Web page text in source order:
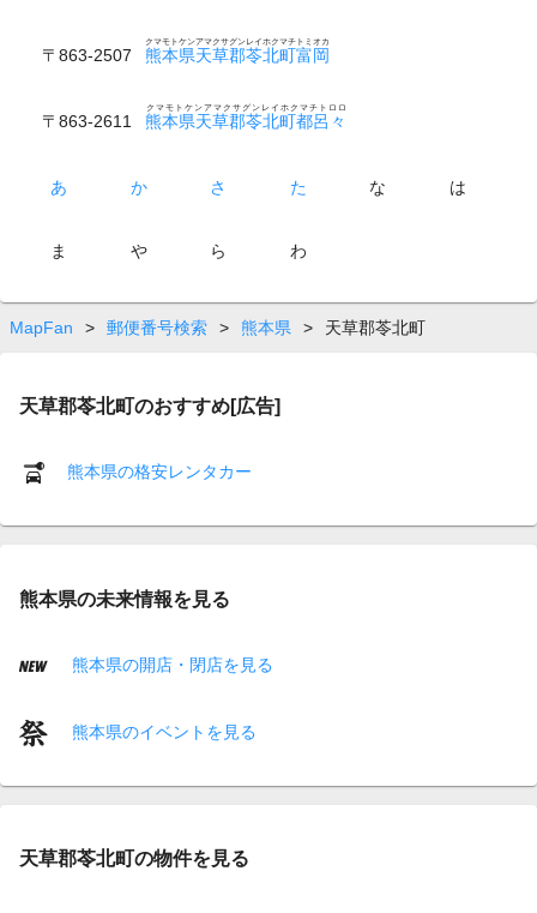
〒863-2507 熊本県天草郡苓北町富岡
クマモトケンアマクサグンレイホクマチトミオカ
〒863-2611 熊本県天草郡苓北町都呂々
クマモトケンアマクサグンレイホクマチトロロ
あ か さ た な は
ま や ら わ
MapFan > 郵便番号検索 > 熊本県 > 天草郡苓北町
天草郡苓北町のおすすめ[広告]
熊本県の格安レンタカー
熊本県の未来情報を見る
熊本県の開店・閉店を見る
熊本県のイベントを見る
天草郡苓北町の物件を見る